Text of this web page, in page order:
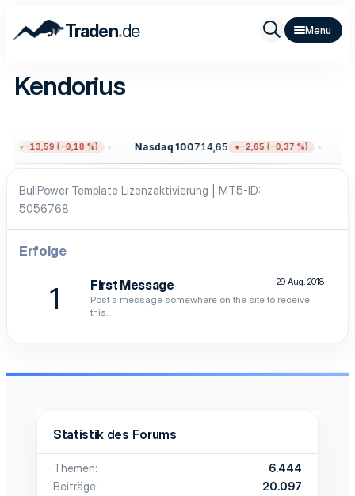
Traden.de
Kendorius
−13,59 (−0,18 %) Nasdaq 100714,65 −2,65 (−0,37 %)
BullPower Template Lizenzaktivierung | MT5-ID
5056768
Erfolge
1 29 Aug. 2018
First Message
Post a message somewhere on the site to receive
this.
Statistik des Forums
Themen
6.444
Beiträge
20.097